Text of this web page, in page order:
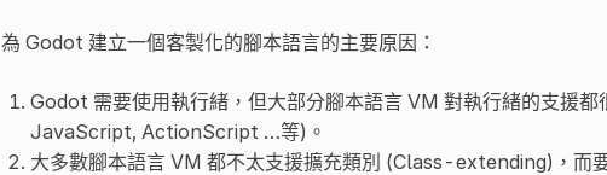
為 Godot 建立一個客製化的腳本語言的主要原因：
Godot 需要使用執行緒，但大部分腳本語言 VM 對執行緒的支援
JavaScript, ActionScript …等)。
大多數腳本語言 VM 都不太支援擴充類別 (Class-extending)，而